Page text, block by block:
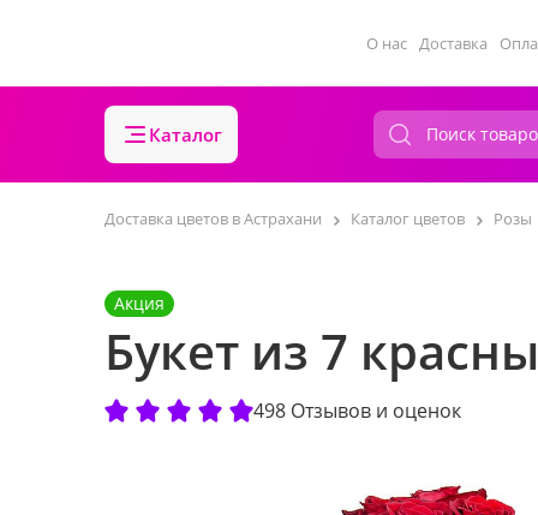
О нас Доставка
Каталог
Доставка цветов в Астрахани Каталог цветов Розы
Акция
Букет из 7
498 Отзывов и оценок